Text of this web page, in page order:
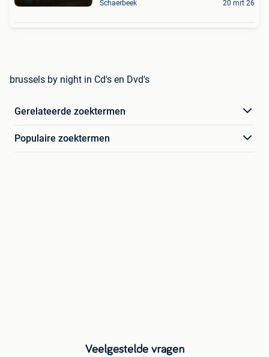
Schaerbeek 20 mrt 26
brussels by night in Cd's en Dvd's
Gerelateerde zoektermen
Populaire zoektermen
Veelgestelde vragen